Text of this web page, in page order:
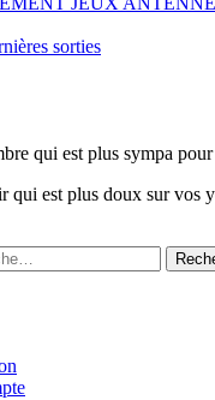
sorties
qui est plus sympa
qui est plus doux sur vos